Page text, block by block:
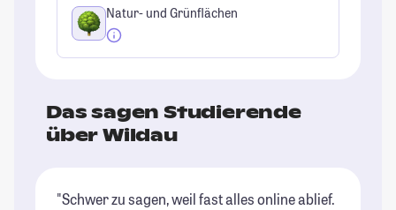
Natur- und Grünflächen
Das sagen Studierende
über Wildau
"Schwer zu sagen, weil fast alles online ablief.